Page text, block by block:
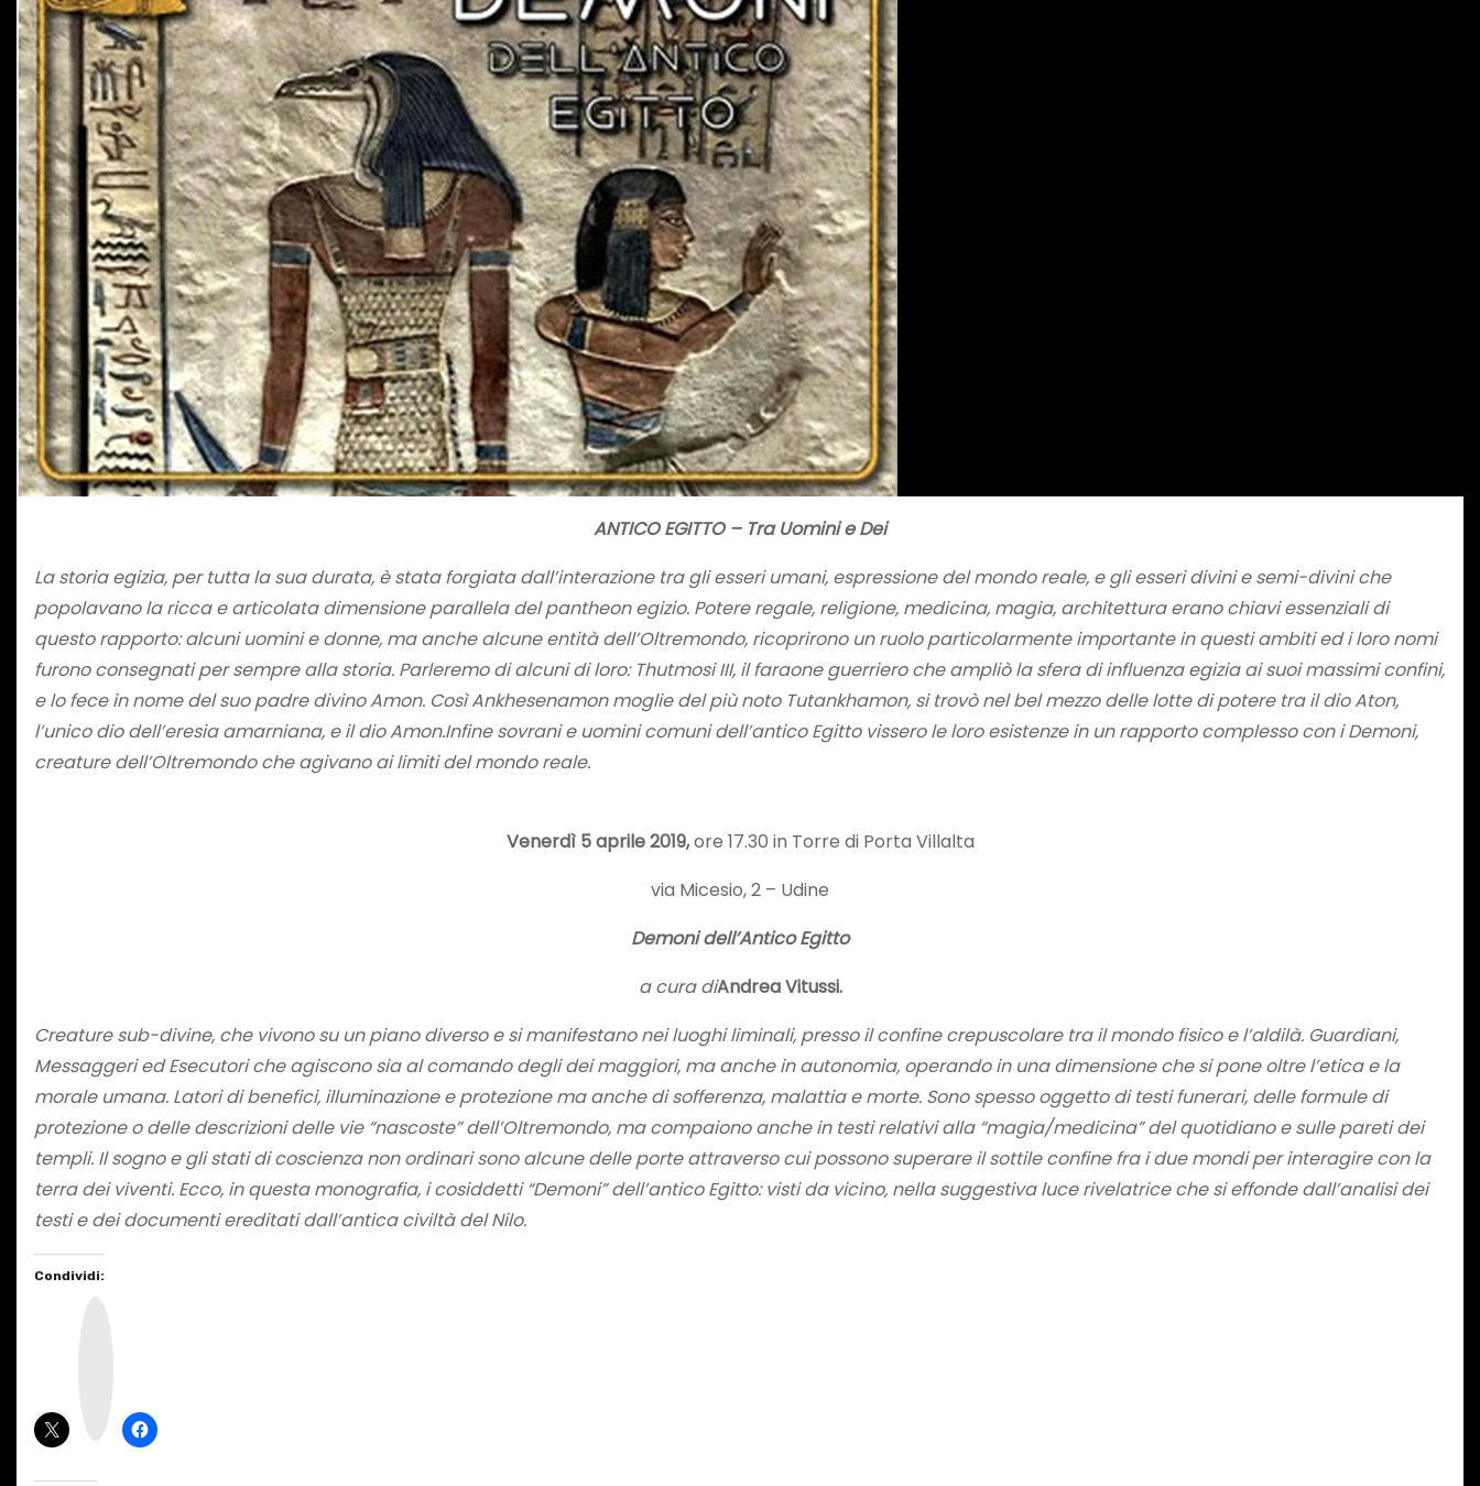
ANTICO EGITTO – Tra Uomini e Dei
La storia egizia, per tutta la sua durata, è stata forgiata dall’interazione tra gli esseri umani, espressione del mondo reale, e gli esseri divini e semi-divini che
popolavano la ricca e articolata dimensione parallela del pantheon egizio. Potere regale, religione, medicina, magia, architettura erano chiavi essenziali di
questo rapporto: alcuni uomini e donne, ma anche alcune entità dell’Oltremondo, ricoprirono un ruolo particolarmente importante in questi ambiti ed i loro nomi
furono consegnati per sempre alla storia. Parleremo di alcuni di loro: Thutmosi III, il faraone guerriero che ampliò la sfera di influenza egizia ai suoi massimi confini,
e lo fece in nome del suo padre divino Amon. Così Ankhesenamon moglie del più noto Tutankhamon, si trovò nel bel mezzo delle lotte di potere tra il dio Aton,
l’unico dio dell’eresia amarniana, e il dio Amon.Infine sovrani e uomini comuni dell’antico Egitto vissero le loro esistenze in un rapporto complesso con i Demoni,
creature dell’Oltremondo che agivano ai limiti del mondo reale.
Venerdì 5 aprile 2019,ore 17.30 in Torre di Porta Villalta
via Micesio, 2 – Udine
Demoni dell’Antico Egitto
a cura diAndrea Vitussi.
Creature sub-divine, che vivono su un piano diverso e si manifestano nei luoghi liminali, presso il confine crepuscolare tra il mondo fisico e l’aldilà. Guardiani,
Messaggeri ed Esecutori che agiscono sia al comando degli dei maggiori, ma anche in autonomia, operando in una dimensione che si pone oltre l’etica e la
morale umana. Latori di benefici, illuminazione e protezione ma anche di sofferenza, malattia e morte. Sono spesso oggetto di testi funerari, delle formule di
protezione o delle descrizioni delle vie “nascoste” dell’Oltremondo, ma compaiono anche in testi relativi alla “magia/medicina” del quotidiano e sulle pareti dei
templi. Il sogno e gli stati di coscienza non ordinari sono alcune delle porte attraverso cui possono superare il sottile confine fra i due mondi per interagire con la
terra dei viventi. Ecco, in questa monografia, i cosiddetti “Demoni” dell’antico Egitto: visti da vicino, nella suggestiva luce rivelatrice che si effonde dall’analisi dei
testi e dei documenti ereditati dall’antica civiltà del Nilo.
Condividi: